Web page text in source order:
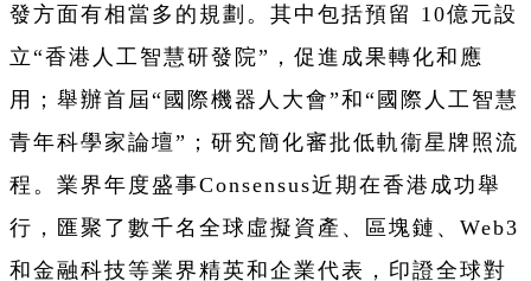
發方面有相當多的規劃。其中包括預留 10億元設
立“香港人工智慧研發院”，促進成果轉化和應
用；舉辦首屆“國際機器人大會”和“國際人工智慧
青年科學家論壇”；研究簡化審批低軌衞星牌照流
程。業界年度盛事Consensus近期在香港成功舉
行，匯聚了數千名全球虛擬資產、區塊鏈、Web3
和金融科技等業界精英和企業代表，印證全球對